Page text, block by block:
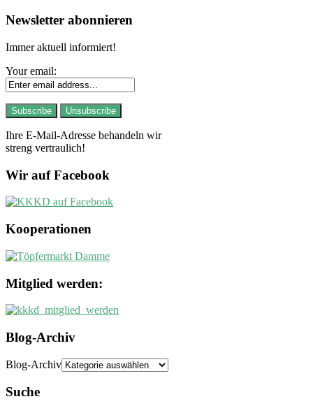
Newsletter abonnieren
Immer aktuell informiert!
Your email:
Ihre E-Mail-Adresse behandeln wir
streng vertraulich!
Wir auf Facebook
Kooperationen
Mitglied werden:
Blog-Archiv
Blog-Archiv
Suche